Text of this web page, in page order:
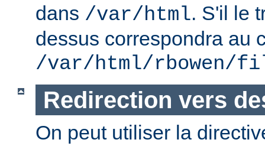
dans /var/html. S'il le
dessus correspondra au
/var/html/rbowen/
Redirection vers
On peut utiliser la